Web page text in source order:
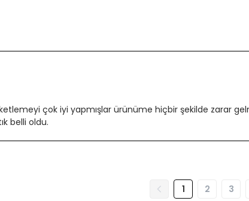
çok iyi yapmışlar ürünüme hiçbir şekilde zarar
belli oldu.
1 2 3